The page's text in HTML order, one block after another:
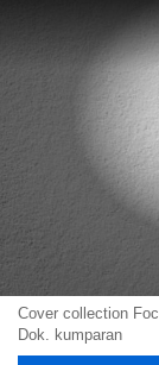
Cover collection
Dok. kumparan